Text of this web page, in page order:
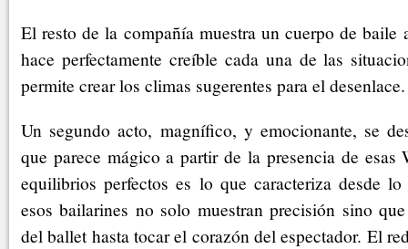
El resto de la compañía muestra un cuerpo de baile
hace perfectamente creíble cada una de las
permite crear los climas sugerentes para el desenlace.
Un segundo acto, magnífico, y emocionante, se
que parece mágico a partir de la presencia de
equilibrios perfectos es lo que caracteriza desde
esos bailarines no solo muestran precisión sino
del ballet hasta tocar el corazón del espectador. El